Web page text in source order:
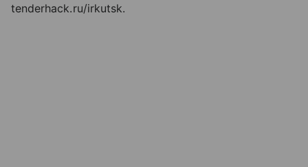
tenderhack.ru/irkutsk.